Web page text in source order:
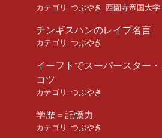
カテゴリ: つぶやき , 西園寺帝国大
チンギスハンのレイプ名言
カテゴリ: つぶやき
イーフトでスーパースター
コツ
カテゴリ: つぶやき
学歴＝記憶力
カテゴリ: つぶやき